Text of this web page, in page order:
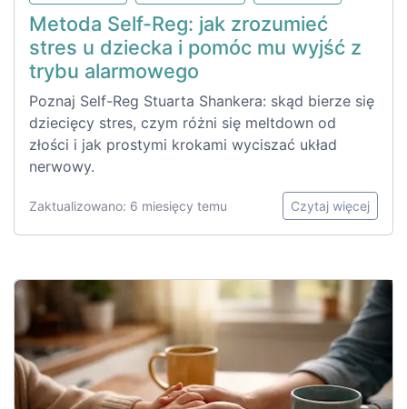
Metoda Self-Reg: jak zrozumieć
stres u dziecka i pomóc mu wyjść z
trybu alarmowego
Poznaj Self-Reg Stuarta Shankera: skąd bierze się
dziecięcy stres, czym różni się meltdown od
złości i jak prostymi krokami wyciszać układ
nerwowy.
Zaktualizowano: 6 miesięcy temu Czytaj więcej